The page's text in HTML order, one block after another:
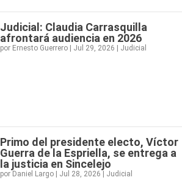
Judicial: Claudia Carrasquilla
afrontará audiencia en 2026
por Ernesto Guerrero| Jul 29, 2026 Judicial
Primo del presidente electo, Víctor
Guerra de la Espriella, se entrega a
la justicia en Sincelejo
por Daniel Largo| Jul 28, 2026 Judicial